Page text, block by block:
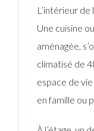
L’intérieur
Une cuisine
aménagée,
climatisé de
espace de
en famille ou